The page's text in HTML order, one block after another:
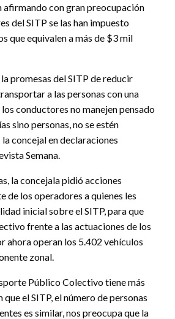
afirmando con gran preocupación
del SITP se las han impuesto
que equivalen a más de $3 mil
promesas del SITP de reducir
a las personas con una
conductores no manejen pensado
sino personas, no se estén
la concejal en declaraciones
Semana.
la concejala pidió acciones
de los operadores a quienes les
inicial sobre el SITP, para que
frente a las actuaciones de los
ahora operan los 5.402 vehículos
zonal.
Público Colectivo tiene más
el SITP, el número de personas
es similar, nos preocupa que la